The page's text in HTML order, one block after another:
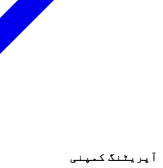
آپریٹنگ کمپنی